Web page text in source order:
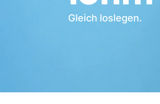
Gleich loslegen.